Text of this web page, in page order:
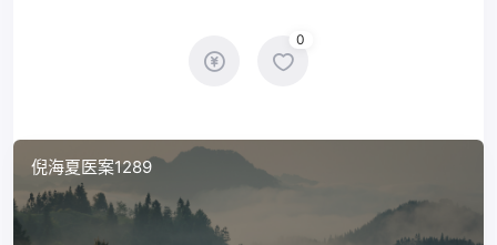
0
倪海夏医案1289